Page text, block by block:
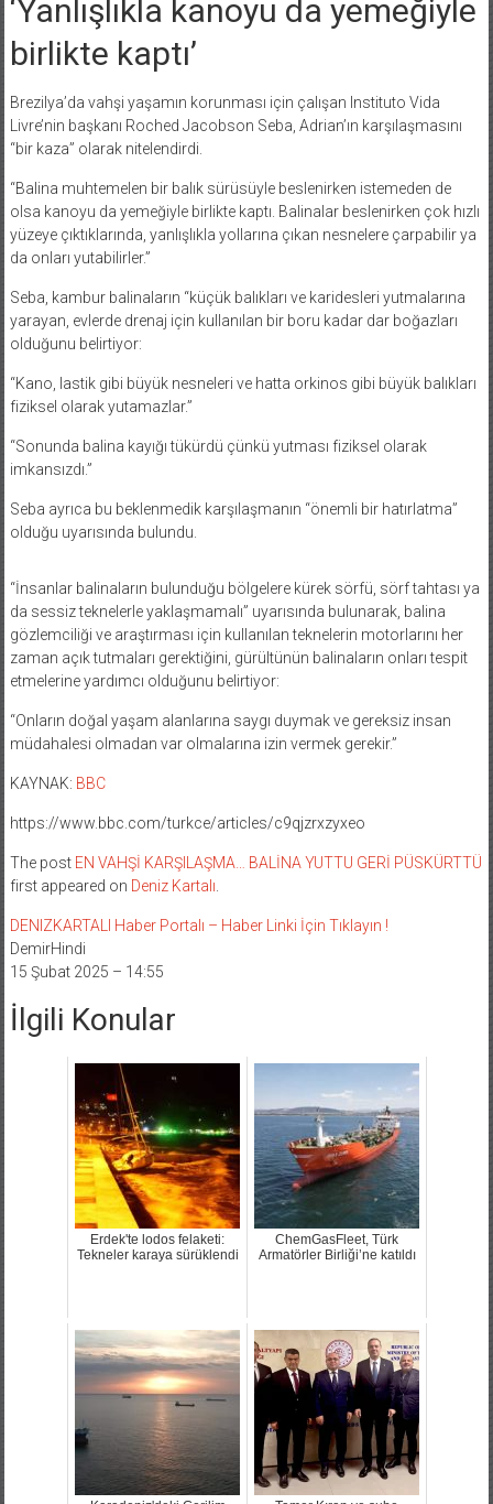
‘Yanlışlıkla kanoyu da yemeğiyle
birlikte kaptı’
Brezilya’da vahşi yaşamın korunması için çalışan Instituto Vida
Livre’nin başkanı Roched Jacobson Seba, Adrian’ın karşılaşmasını
“bir kaza” olarak nitelendirdi.
“Balina muhtemelen bir balık sürüsüyle beslenirken istemeden de
olsa kanoyu da yemeğiyle birlikte kaptı. Balinalar beslenirken çok hızlı
yüzeye çıktıklarında, yanlışlıkla yollarına çıkan nesnelere çarpabilir ya
da onları yutabilirler.”
Seba, kambur balinaların “küçük balıkları ve karidesleri yutmalarına
yarayan, evlerde drenaj için kullanılan bir boru kadar dar boğazları
olduğunu belirtiyor:
“Kano, lastik gibi büyük nesneleri ve hatta orkinos gibi büyük balıkları
fiziksel olarak yutamazlar.”
“Sonunda balina kayığı tükürdü çünkü yutması fiziksel olarak
imkansızdı.”
Seba ayrıca bu beklenmedik karşılaşmanın “önemli bir hatırlatma”
olduğu uyarısında bulundu.
“İnsanlar balinaların bulunduğu bölgelere kürek sörfü, sörf tahtası ya
da sessiz teknelerle yaklaşmamalı” uyarısında bulunarak, balina
gözlemciliği ve araştırması için kullanılan teknelerin motorlarını her
zaman açık tutmaları gerektiğini, gürültünün balinaların onları tespit
etmelerine yardımcı olduğunu belirtiyor:
“Onların doğal yaşam alanlarına saygı duymak ve gereksiz insan
müdahalesi olmadan var olmalarına izin vermek gerekir.”
KAYNAK: BBC
https://www.bbc.com/turkce/articles/c9qjzrxzyxeo
The post EN VAHŞİ KARŞILAŞMA… BALİNA YUTTU GERİ PÜSKÜRTTÜ
first appeared on Deniz Kartalı
DENIZKARTALI Haber Portalı – Haber Linki İçin Tıklayın !
DemirHindi
15 Şubat 2025 – 14:55
İlgili Konular
Erdek'te lodos felaketi:
Tekneler karaya sürüklendi
ChemGasFleet, Türk
Armatörler Birliği’ne katıldı